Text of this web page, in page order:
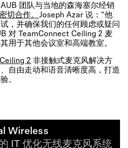
团队与当地的森海塞尔经销
切合作。 Joseph Azar 说：“他
，并确保我们的任何顾虑或疑问
对 TeamConnect Ceiling 2 麦
用于其他会议室和高端教室。
2 非接触式麦克风解决方
自由走动和语音清晰度高，打造
。
Wireless
IT 优化无线麦克风系统